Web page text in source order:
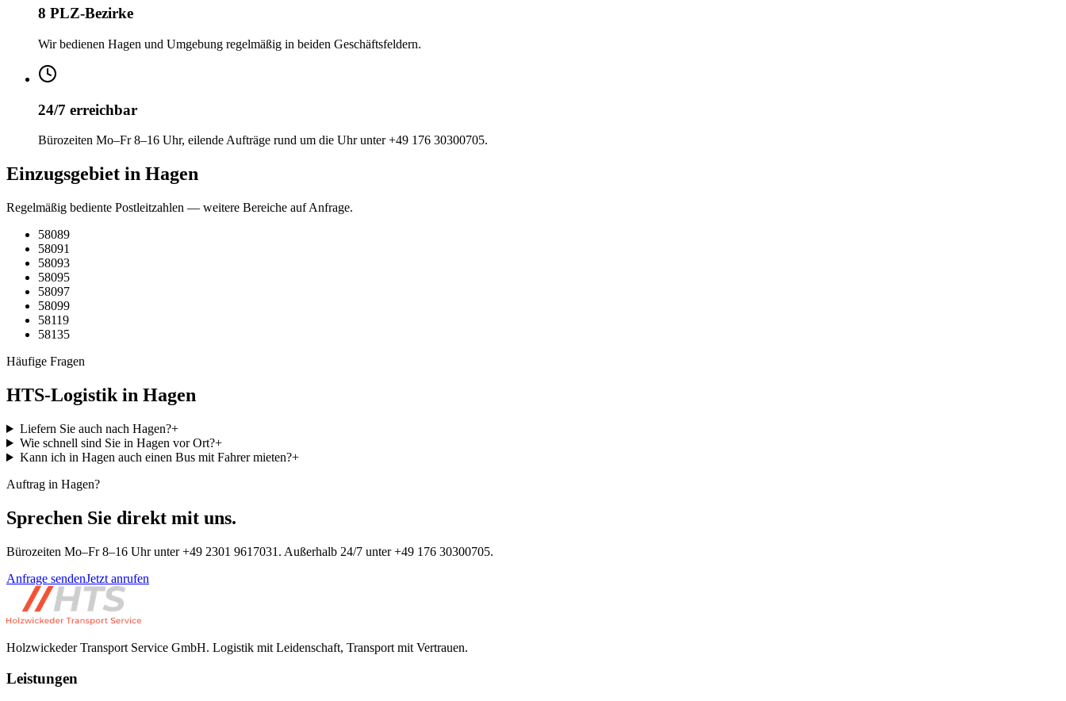
8 PLZ-Bezirke
Wir bedienen Hagen und Umgebung regelmäßig in beiden Geschäftsfeldern.
24/7 erreichbar
Bürozeiten Mo–Fr 8–16 Uhr, eilende Aufträge rund um die Uhr unter +49 176 30300705.
Einzugsgebiet in Hagen
Regelmäßig bediente Postleitzahlen — weitere Bereiche auf Anfrage.
58089
58091
58093
58095
58097
58099
58119
58135
Häufige Fragen
HTS-Logistik in Hagen
Liefern Sie auch nach Hagen?+
Wie schnell sind Sie in Hagen vor Ort?+
Kann ich in Hagen auch einen Bus mit Fahrer mieten?+
Auftrag in Hagen?
Sprechen Sie direkt mit uns.
Bürozeiten Mo–Fr 8–16 Uhr unter +49 2301 9617031. Außerhalb 24/7 unter +49 176 30300705.
Anfrage sendenJetzt anrufen
Holzwickeder Transport Service GmbH. Logistik mit Leidenschaft, Transport mit Vertrauen.
Leistungen